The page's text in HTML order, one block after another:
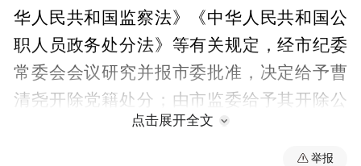
华人民共和国监察法》《中华人民共和国公
职人员政务处分法》等有关规定，经市纪委
常委会会议研究并报市委批准，决定给予曹
清尧开除党籍处分；由市监委给予其开除公
职处分；终止其市第六次党代会代表资格；
收缴其违纪违法所得；将其涉嫌犯罪问题移
点击展开全文
举报